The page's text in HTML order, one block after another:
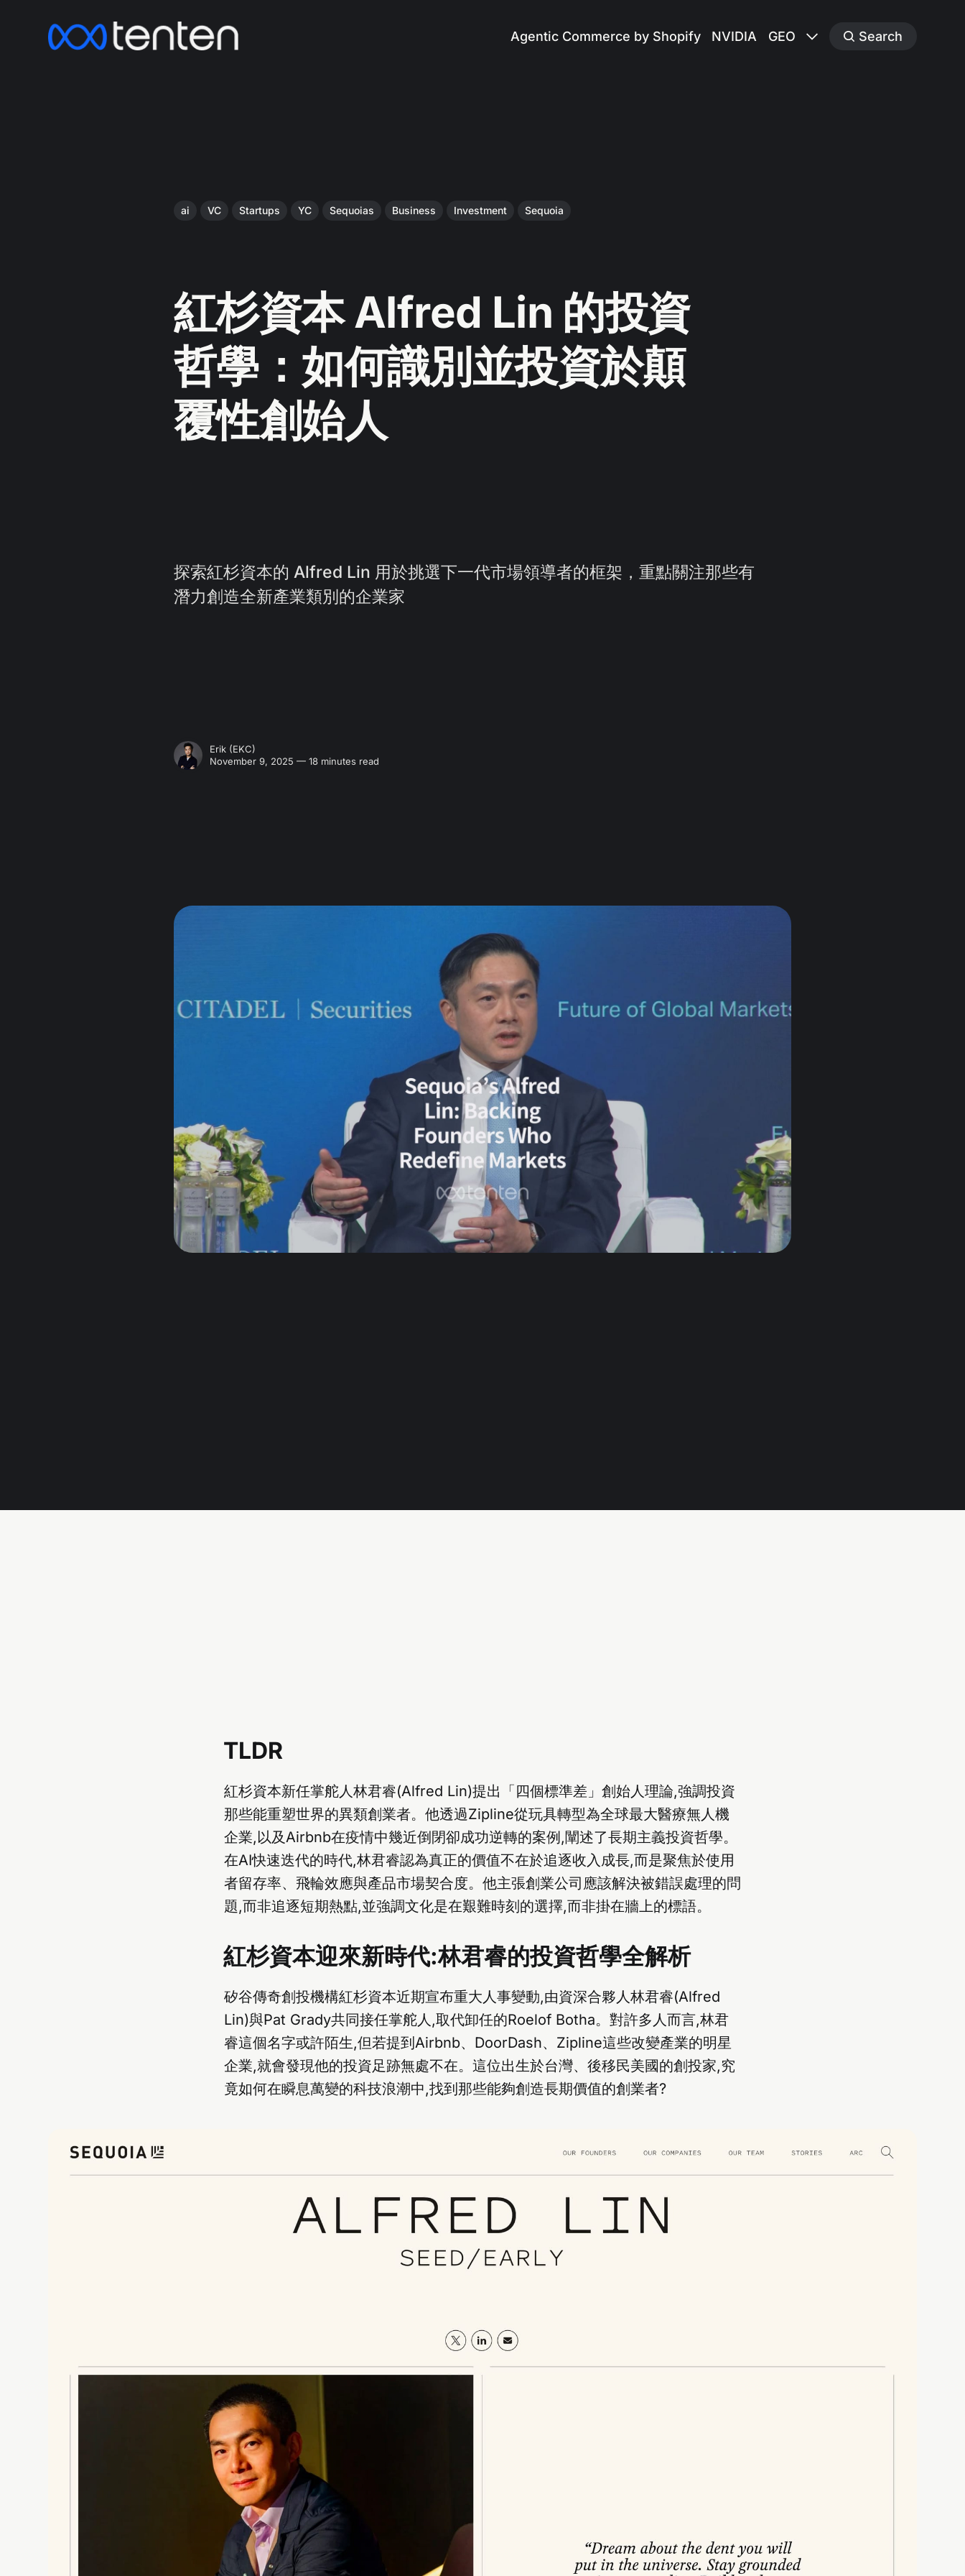
Agentic Commerce by Shopify NVIDIA GEO Search
ai VC Startups YC Sequoias Business Investment Sequoia
紅杉資本 Alfred Lin 的投資
哲學：如何識別並投資於顛
覆性創始人
探索紅杉資本的 Alfred Lin 用於挑選下一代市場領導者的框架，重點關注那些有
潛力創造全新產業類別的企業家
Erik (EKC)
November 9, 2025 — 18 minutes read
TLDR
紅杉資本新任掌舵人林君睿(Alfred Lin)提出「四個標準差」創始人理論,強調投資
那些能重塑世界的異類創業者。他透過Zipline從玩具轉型為全球最大醫療無人機
企業,以及Airbnb在疫情中幾近倒閉卻成功逆轉的案例,闡述了長期主義投資哲學。
在AI快速迭代的時代,林君睿認為真正的價值不在於追逐收入成長,而是聚焦於使用
者留存率、飛輪效應與產品市場契合度。他主張創業公司應該解決被錯誤處理的問
題,而非追逐短期熱點,並強調文化是在艱難時刻的選擇,而非掛在牆上的標語。
紅杉資本迎來新時代:林君睿的投資哲學全解析
矽谷傳奇創投機構紅杉資本近期宣布重大人事變動,由資深合夥人林君睿(Alfred
Lin)與Pat Grady共同接任掌舵人,取代卸任的Roelof Botha。對許多人而言,林君
睿這個名字或許陌生,但若提到Airbnb、DoorDash、Zipline這些改變產業的明星
企業,就會發現他的投資足跡無處不在。這位出生於台灣、後移民美國的創投家,究
竟如何在瞬息萬變的科技浪潮中,找到那些能夠創造長期價值的創業者?